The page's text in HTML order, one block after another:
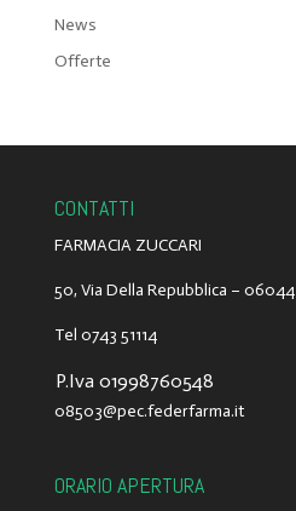
News
Offerte
CONTATTI
FARMACIA ZUCCARI
50, Via Della Repubblica – 06044
Tel 0743 51114
P.Iva 01998760548
ti.amrafredef.cep
@30580
ORARIO APERTURA